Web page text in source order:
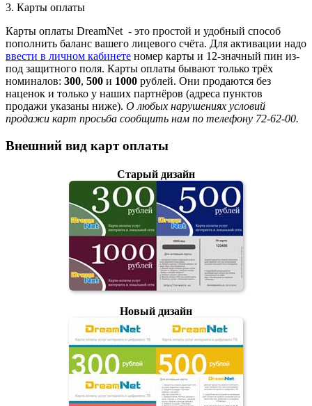
3. Карты оплаты
Карты оплаты DreamNet - это простой и удобный способ
пополнить баланс вашего лицевого счёта. Для активации надо
ввести в личном кабинете номер карты и 12-значный пин из-
под защитного поля. Карты оплаты бывают только трёх
номиналов: 300, 500 и 1000 рублей. Они продаются без
наценок и только у наших партнёров (адреса пунктов
продажи указаны ниже). О любых нарушениях условий
продажи карт просьба сообщить нам по телефону 72-62-00.
Внешний вид карт оплаты
Старый дизайн
Новый дизайн